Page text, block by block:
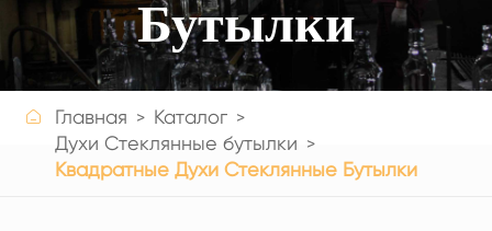
Бутылки
Get a Quote
 Главная
Каталог
Духи Стеклянные бутылки
Квадратные Духи Стеклянные Бутылки